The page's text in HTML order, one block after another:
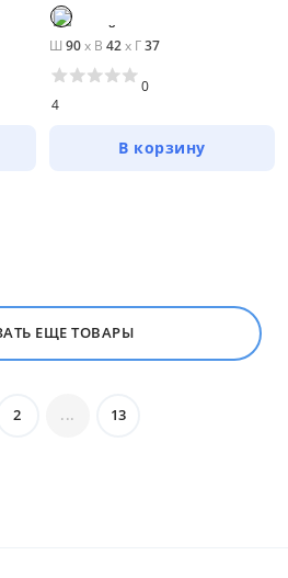
Ш 90x В 42x Г37
4
0
В корзину
ЕЩЕ ТОВАРЫ
2 ... 13